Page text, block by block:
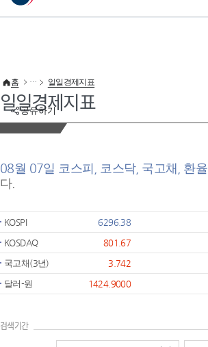
이 누리집은 대한민국 공식 전자정부 누리집입니다.
공유하기
홈 일일경제지표
일일경제지표
08월 07일 코스피, 코스닥, 국고채, 환율
다.
KOSPI 6296.38
KOSDAQ
801.67
국고채(3년)
3.742
달러-원
1424.9000
검색기간